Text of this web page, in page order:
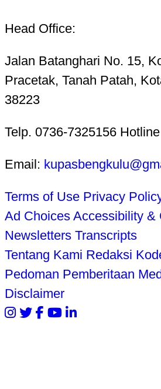
Head Office:
Jalan Batanghari No. 15,
Pracetak, Tanah Patah,
38223
Telp. 0736-7325156
Email:
Terms of Use Privacy
Ad Choices Accessibility &
Newsletters Transcripts
Tentang Kami Redaksi
Pedoman Pemberitaan
Disclaimer